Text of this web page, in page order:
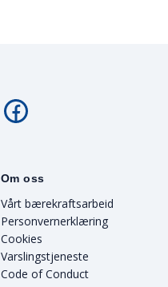
Om oss
Vårt bærekraftsarbeid
Personvernerklæring
Cookies
Varslingstjeneste
Code of Conduct